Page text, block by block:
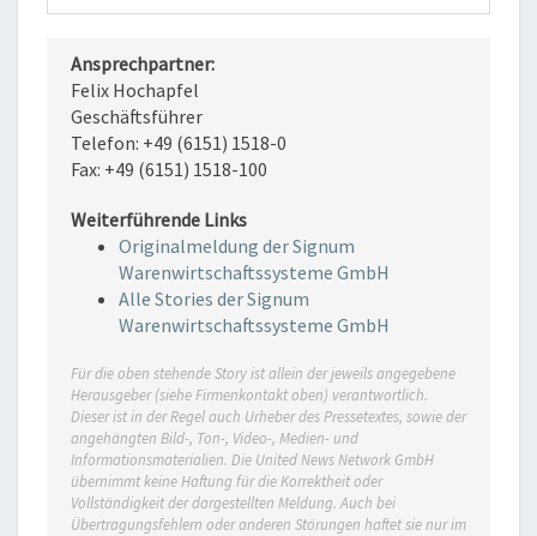
Ansprechpartner:
Felix Hochapfel
Geschäftsführer
Telefon: +49 (6151) 1518-0
Fax: +49 (6151) 1518-100
Weiterführende Links
Originalmeldung der Signum
Warenwirtschaftssysteme GmbH
Alle Stories der Signum
Warenwirtschaftssysteme GmbH
Für die oben stehende Story ist allein der jeweils angegebene
Herausgeber (siehe Firmenkontakt oben) verantwortlich.
Dieser ist in der Regel auch Urheber des Pressetextes, sowie der
angehängten Bild-, Ton-, Video-, Medien- und
Informationsmaterialien. Die United News Network GmbH
übernimmt keine Haftung für die Korrektheit oder
Vollständigkeit der dargestellten Meldung. Auch bei
Übertragungsfehlern oder anderen Störungen haftet sie nur im